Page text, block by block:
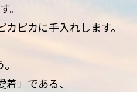
。
ピカに手入れします。
」である、